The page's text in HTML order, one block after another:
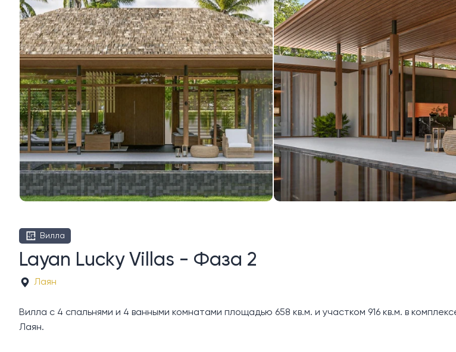
Вилла
Layan Lucky Villas - Фаза 2
Лаян
Вилла с 4 спальнями и 4 ванными комнатами площадью 658 кв.м. и участком 916 кв.м. в
Лаян.